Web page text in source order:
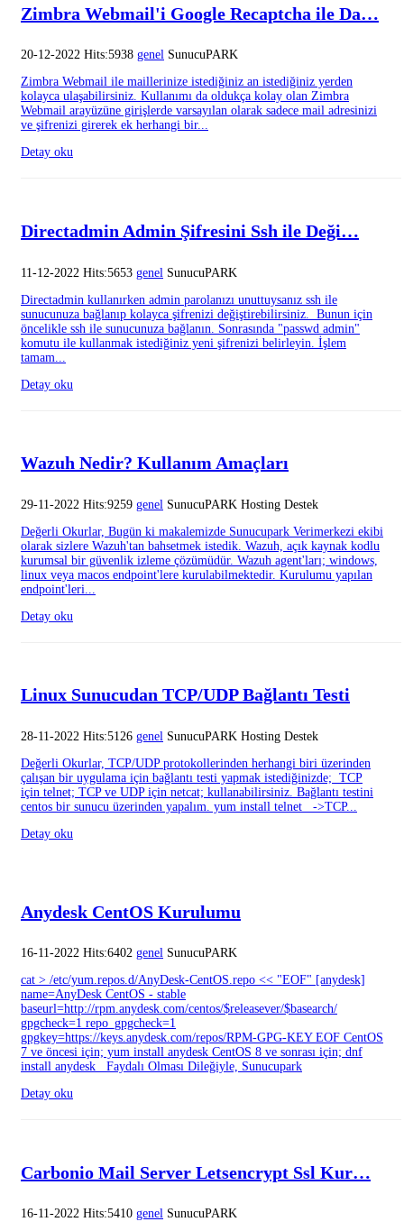
Zimbra Webmail'i Google Recaptcha ile Da…
20-12-2022 Hits:5938 genel SunucuPARK
Zimbra Webmail ile maillerinize istediğiniz an istediğiniz yerden
kolayca ulaşabilirsiniz. Kullanımı da oldukça kolay olan Zimbra
Webmail arayüzüne girişlerde varsayılan olarak sadece mail adresinizi
ve şifrenizi girerek ek herhangi bir...
Detay oku
Directadmin Admin Şifresini Ssh ile Deği…
11-12-2022 Hits:5653 genel SunucuPARK
Directadmin kullanırken admin parolanızı unuttuysanız ssh ile
sunucunuza bağlanıp kolayca şifrenizi değiştirebilirsiniz. Bunun için
öncelikle ssh ile sunucunuza bağlanın. Sonrasında "passwd admin"
komutu ile kullanmak istediğiniz yeni şifrenizi belirleyin. İşlem
tamam...
Detay oku
Wazuh Nedir? Kullanım Amaçları
29-11-2022 Hits:9259 genel SunucuPARK Hosting Destek
Değerli Okurlar, Bugün ki makalemizde Sunucupark Verimerkezi ekibi
olarak sizlere Wazuh'tan bahsetmek istedik. Wazuh, açık kaynak kodlu
kurumsal bir güvenlik izleme çözümüdür. Wazuh agent'ları; windows,
linux veya macos endpoint'lere kurulabilmektedir. Kurulumu yapılan
endpoint'leri...
Detay oku
Linux Sunucudan TCP/UDP Bağlantı Testi
28-11-2022 Hits:5126 genel SunucuPARK Hosting Destek
Değerli Okurlar, TCP/UDP protokollerinden herhangi biri üzerinden
çalışan bir uygulama için bağlantı testi yapmak istediğinizde; TCP
için telnet; TCP ve UDP için netcat; kullanabilirsiniz. Bağlantı testini
centos bir sunucu üzerinden yapalım. yum install telnet ->TCP...
Detay oku
Anydesk CentOS Kurulumu
16-11-2022 Hits:6402 genel SunucuPARK
cat > /etc/yum.repos.d/AnyDesk-CentOS.repo << "EOF" [anydesk]
name=AnyDesk CentOS - stable
baseurl=http://rpm.anydesk.com/centos/$releasever/$basearch/
gpgcheck=1 repo_gpgcheck=1
gpgkey=https://keys.anydesk.com/repos/RPM-GPG-KEY EOF CentOS
7 ve öncesi için; yum install anydesk CentOS 8 ve sonrası için; dnf
install anydesk Faydalı Olması Dileğiyle, Sunucupark
Detay oku
Carbonio Mail Server Letsencrypt Ssl Kur…
16-11-2022 Hits:5410 genel SunucuPARK